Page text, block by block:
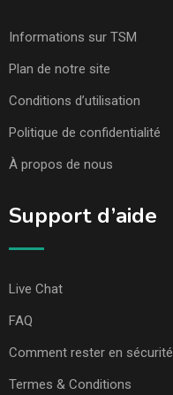
Informations sur TSM
Plan de notre site
Conditions d’utilisation
Politique de confidentialité
À propos de nous
Support d’aide
Live Chat
FAQ
Comment rester en sécurité
Termes & Conditions